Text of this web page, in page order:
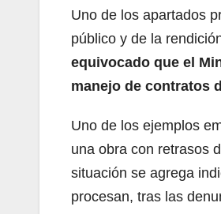
Uno de los apartados
público y de la
equivocado que el
manejo de contratos
Uno de los ejemplos
una obra con retrasos
situación se agrega
procesan, tras las